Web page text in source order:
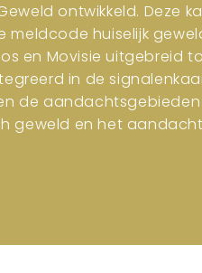
ontwikkeld. Deze
meldcode huiselijk
en Movisie uitgebreid
in de
de
geweld en het